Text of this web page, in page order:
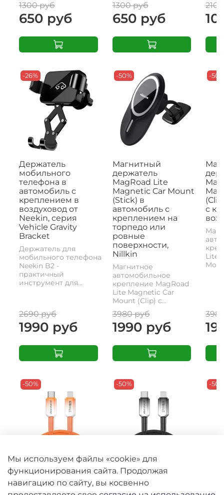
1300 руб
650 руб
1300 руб
650 руб
-26%
Держатель
мобильного
телефона в
автомобиль с
креплением в
воздуховод от
Neekin, серия
Vehicle Gravity
Bracket
Держатель для
мобильного телефона
Neekin B2 -
практичный
инструмент для...
2690 руб
1990 руб
-50%
Магнитный
держатель
MagRoad Lite
Magnetic Car Mount
(Stick) в
автомобиль с
креплением на
торпедо или
ровные
поверхности,
Nillkin
Магнитное
автомобильное
крепление MagRoad
Lite Magnetic Car
Mount (Clip) с...
3980 руб
1990 руб
-
с
Lite
-50%
Кабель для
быстрой зарядки
-50%
Кабель для
быстрой зарядки
-
Мы используем файлы «cookie» для
функционирования сайта. Продолжая
навигацию по сайту, вы косвенно